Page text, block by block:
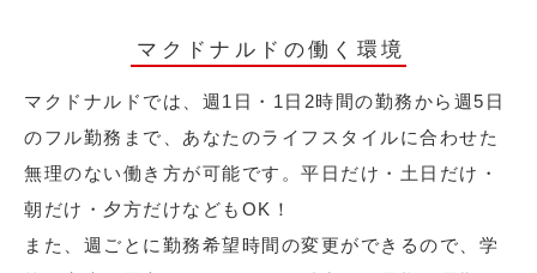
マクドナルドの働く環境
マクドナルドでは、週1日・1日2時間の勤務から週5日
のフル勤務まで、あなたのライフスタイルに合わせた
無理のない働き方が可能です。平日だけ・土日だけ・
朝だけ・夕方だけなどもOK！
また、週ごとに勤務希望時間の変更ができるので、学